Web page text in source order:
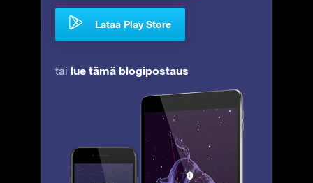
Lataa Play Store
tai lue tämä blogipostaus